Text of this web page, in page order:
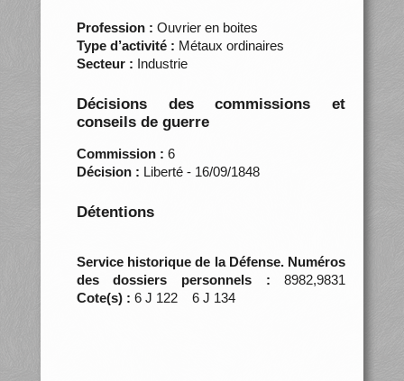
Profession : Ouvrier en boites
Type d’activité : Métaux ordinaires
Secteur : Industrie
Décisions des commissions et
conseils de guerre
Commission : 6
Décision : Liberté - 16/09/1848
Détentions
Service historique de la Défense. Numéros
des dossiers personnels :8982,9831
Cote(s) : 6 J 122 6 J 134